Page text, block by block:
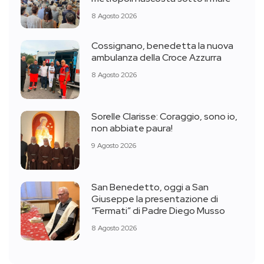
8 Agosto 2026
Cossignano, benedetta la nuova
ambulanza della Croce Azzurra
8 Agosto 2026
Sorelle Clarisse: Coraggio, sono io,
non abbiate paura!
9 Agosto 2026
San Benedetto, oggi a San
Giuseppe la presentazione di
“Fermati” di Padre Diego Musso
8 Agosto 2026